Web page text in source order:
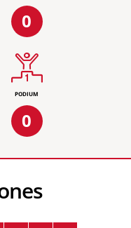
0
PODIUM
0